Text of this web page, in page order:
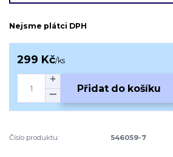
Nejsme plátci DPH
299 Kč/ks
Přidat do košíku
Číslo produktu: 546059-7